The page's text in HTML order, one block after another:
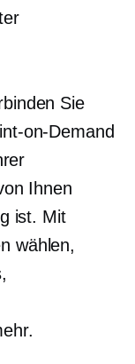
Sie
on-Demand
Ihnen
ist. Mit
wählen,